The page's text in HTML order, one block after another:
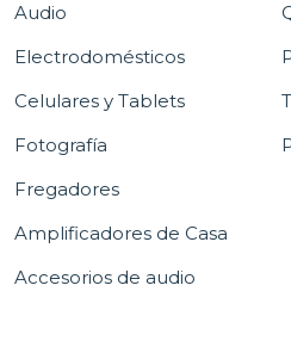
Audio
Electrodomésticos
Celulares y Tablets
Fotografía
Fregadores
Amplificadores de Casa
Accesorios de audio